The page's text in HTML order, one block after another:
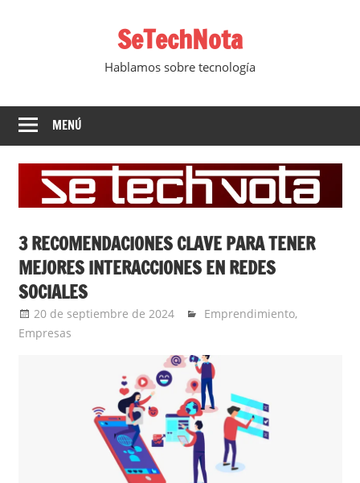
SeTechNota
Hablamos sobre tecnología
MENÚ
3 RECOMENDACIONES CLAVE PARA TENER
MEJORES INTERACCIONES EN REDES
SOCIALES
20 de septiembre de 2024 Ernesto Herrera
Emprendimiento,
Empresas